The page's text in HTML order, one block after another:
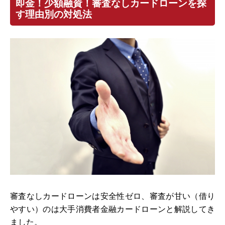
即金！少額融資！審査なしカードローンを探
す理由別の対処法
審査なしカードローンは安全性ゼロ、審査が甘い（借り
やすい）のは大手消費者金融カードローンと解説してき
ました。